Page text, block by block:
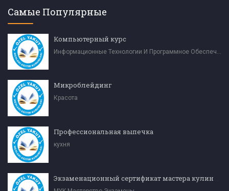
Самые Популярные
Компьютерный курс
Микроблейдинг
Красота
Профессиональная выпечка
кухня